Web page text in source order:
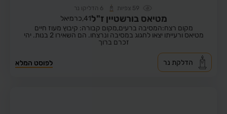
59 צפיות 6 הדליקו נר
מטיאס בורשטיין ז"ל41, כרמיאל
מקום רצח:המסיבה ברעים,מקום קבורה: קיבוץ מעוז חיים
מטיאס ורעייתו יצאו לחגוג במסיבה ונרצחו. הם השאירו 2 בנות. יהי
זכרם ברוך
לפוסט המלא הדלקת נר